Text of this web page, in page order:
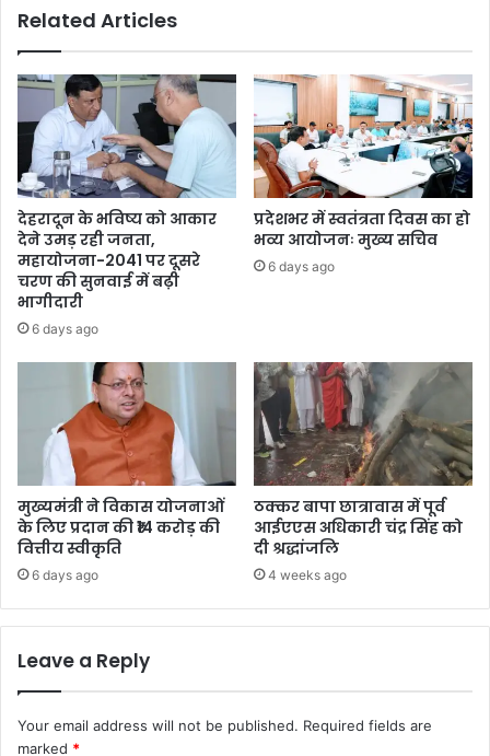
Related Articles
देहरादून के भविष्य को आकार
देने उमड़ रही जनता,
महायोजना-2041 पर दूसरे
चरण की सुनवाई में बढ़ी
भागीदारी
6 days ago
प्रदेशभर में स्वतंत्रता दिवस का हो
भव्य आयोजनः मुख्य सचिव
6 days ago
मुख्यमंत्री ने विकास योजनाओं
के लिए प्रदान की ₹14 करोड़ की
वित्तीय स्वीकृति
6 days ago
ठक्कर बापा छात्रावास में पूर्व
आईएएस अधिकारी चंद्र सिंह को
दी श्रद्धांजलि
4 weeks ago
Leave a Reply
Your email address will not be published. Required fields are
marked *